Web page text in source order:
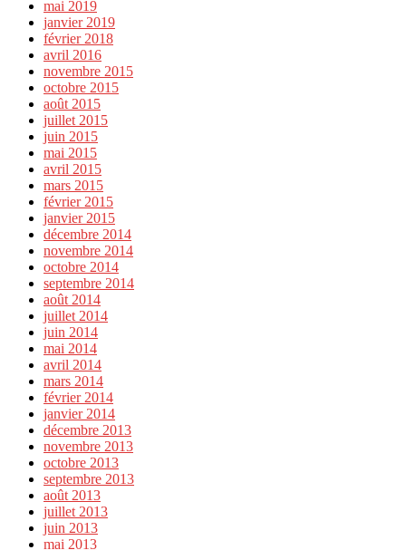
mai 2019
janvier 2019
février 2018
avril 2016
novembre 2015
octobre 2015
août 2015
juillet 2015
juin 2015
mai 2015
avril 2015
mars 2015
février 2015
janvier 2015
décembre 2014
novembre 2014
octobre 2014
septembre 2014
août 2014
juillet 2014
juin 2014
mai 2014
avril 2014
mars 2014
février 2014
janvier 2014
décembre 2013
novembre 2013
octobre 2013
septembre 2013
août 2013
juillet 2013
juin 2013
mai 2013